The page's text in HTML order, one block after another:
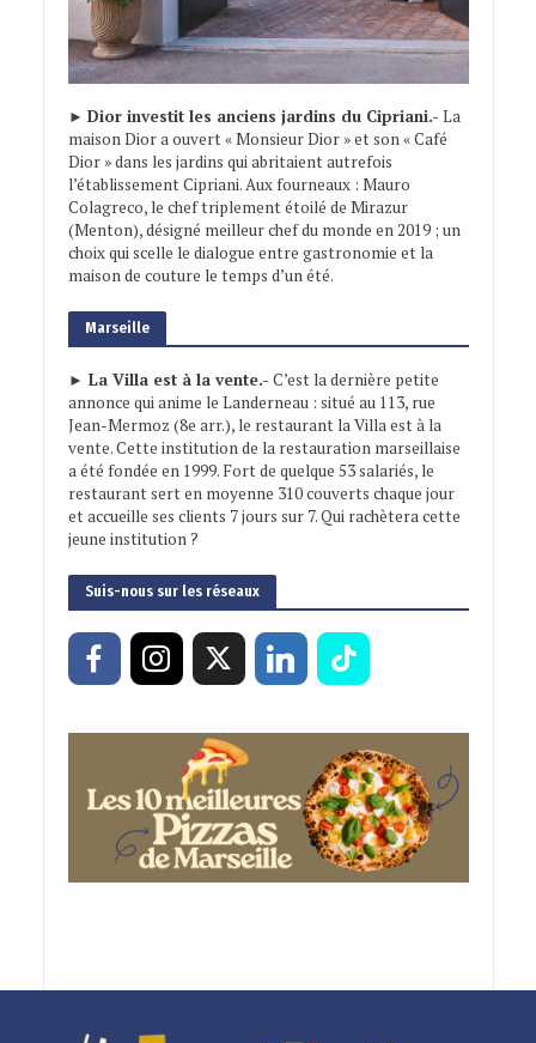
► Dior investit les anciens jardins du Cipriani.- La
maison Dior a ouvert « Monsieur Dior » et son « Café
Dior » dans les jardins qui abritaient autrefois
l’établissement Cipriani. Aux fourneaux : Mauro
Colagreco, le chef triplement étoilé de Mirazur
(Menton), désigné meilleur chef du monde en 2019 ; un
choix qui scelle le dialogue entre gastronomie et la
maison de couture le temps d’un été.
Marseille
► La Villa est à la vente.- C’est la dernière petite
annonce qui anime le Landerneau : situé au 113, rue
Jean-Mermoz (8e arr.), le restaurant la Villa est à la
vente. Cette institution de la restauration marseillaise
a été fondée en 1999. Fort de quelque 53 salariés, le
restaurant sert en moyenne 310 couverts chaque jour
et accueille ses clients 7 jours sur 7. Qui rachètera cette
jeune institution ?
Suis-nous sur les réseaux